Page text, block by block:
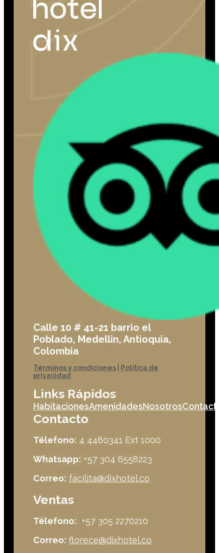
Calle 10 # 41-21 barrio el
Poblado, Medellin, Antioquia,
Colombia
Términos y condiciones
Política de
privacidad
Links Rápidos
HabitacionesAmenidadesNosotros
Contacto
Télefono: 4 4480341 Ext 1000
Whatsapp: +57 304 6558223
Correo: facilita@dixhotel.co
Ventas
Télefono: +57 305 2270210
Correo: florece@dixhotel.co